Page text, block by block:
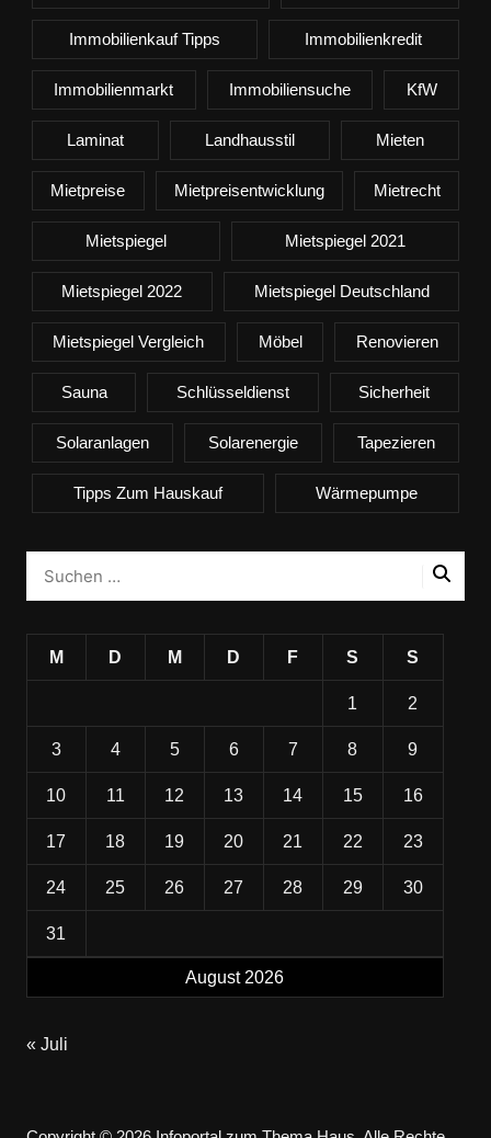
Immobilienkauf Tipps Immobilienkredit
Immobilienmarkt Immobiliensuche KfW
Laminat Landhausstil Mieten
Mietpreise Mietpreisentwicklung Mietrecht
Mietspiegel Mietspiegel 2021
Mietspiegel 2022 Mietspiegel Deutschland
Mietspiegel Vergleich Möbel Renovieren
Sauna Schlüsseldienst Sicherheit
Solaranlagen Solarenergie Tapezieren
Tipps Zum Hauskauf Wärmepumpe
August 2026
M D M D F S S
1 2
3 4 5 6 7 8 9
10 11 12 13 14 15 16
17 18 19 20 21 22 23
24 25 26 27 28 29 30
31
« Juli